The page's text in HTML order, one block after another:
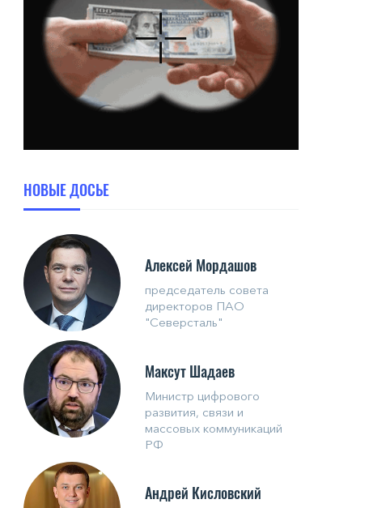
НОВЫЕ ДОСЬЕ
Алексей Мордашов
председатель совета
директоров ПАО
"Северсталь"
Максут Шадаев
Министр цифрового
развития, связи и
массовых коммуникаций
РФ
Андрей Кисловский